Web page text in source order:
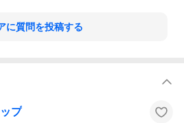
く場合がございますので、あらかじ
に質問を投稿する
プ